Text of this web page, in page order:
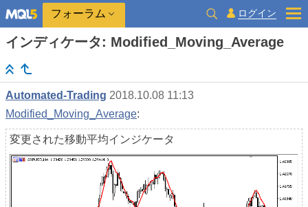
フォーラム ログイン
インディケータ: Modified_Moving_Average
Automated-Trading 2018.10.08 11:13
Modified_Moving_Average:
変更された移動平均インジケータ